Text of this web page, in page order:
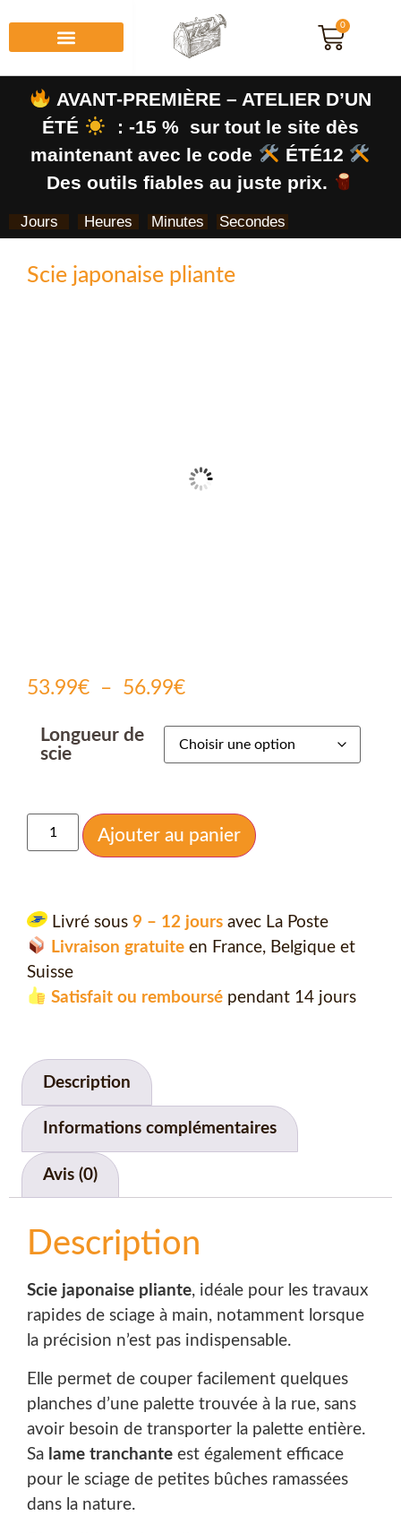
0
AVANT-PREMIÈRE – ATELIER D’UN
ÉTÉ
: -15 % sur tout le site dès
maintenant avec le code
ÉTÉ12
Des outils fiables au juste prix.
Jours Heures Minutes Secondes
Scie japonaise pliante
53.99€ – 56.99€
Longueur de
scie
Ajouter au panier
Livré sous 9 – 12 jours avec La Poste
Livraison gratuiteen France, Belgique et
Suisse
Satisfait ou remboursépendant 14 jours
Description
Informations complémentaires
Avis (0)
Description
Scie japonaise pliante, idéale pour les travaux
rapides de sciage à main, notamment lorsque
la précision n’est pas indispensable.
Elle permet de couper facilement quelques
planches d’une palette trouvée à la rue, sans
avoir besoin de transporter la palette entière.
Sa lame tranchante est également efficace
pour le sciage de petites bûches ramassées
dans la nature.